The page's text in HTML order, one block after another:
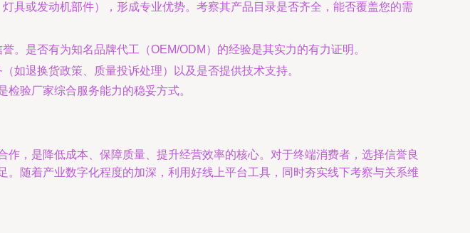
具或发动机部件），形成专业优势。考察其产品目录是否齐全，能否覆盖您的需
。是否有为知名品牌代工（OEM/ODM）的经验是其实力的有力证明。
如退换货政策、质量投诉处理）以及是否提供技术支持。
验厂家综合服务能力的稳妥方式。
，是降低成本、保障质量、提升经营效率的核心。对于终端消费者，选择信誉良
随着产业数字化程度的加深，利用好线上平台工具，同时夯实线下考察与关系维